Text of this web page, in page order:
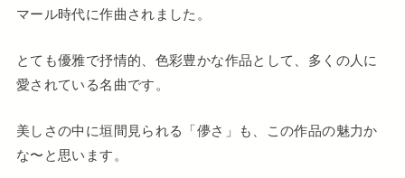
マール時代に作曲されました。
とても優雅で抒情的、色彩豊かな作品として、多くの人に
愛されている名曲です。
美しさの中に垣間見られる「儚さ」も、この作品の魅力か
な〜と思います。